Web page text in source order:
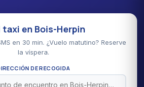
taxi en Bois-Herpin
en 30 min. ¿Vuelo matutino? Reserve
la víspera.
DE RECOGIDA